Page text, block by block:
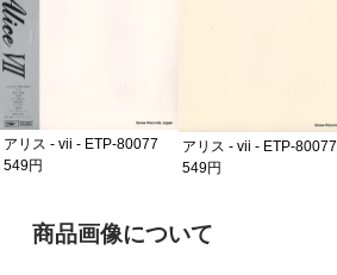
アリス - vii - ETP-80077
549円
アリス - vii - ETP-80077
549円
ご購入前の注意事項
商品画像について